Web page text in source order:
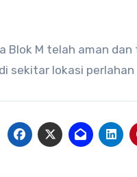
Blok M telah aman
sekitar lokasi perlahan